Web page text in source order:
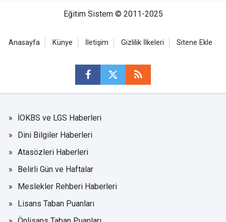
Eğitim Sistem © 2011-2025
Anasayfa Künye İletişim Gizlilik İlkeleri Sitene Ekle
İOKBS ve LGS Haberleri
Dini Bilgiler Haberleri
Atasözleri Haberleri
Belirli Gün ve Haftalar
Meslekler Rehberi Haberleri
Lisans Taban Puanları